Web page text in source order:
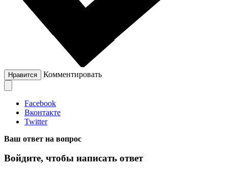
Нравится Комментировать
Facebook
Вконтакте
Twitter
Ваш ответ на вопрос
Войдите, чтобы написать ответ